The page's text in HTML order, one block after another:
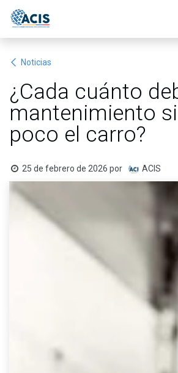
Noticias
¿Cada cuánto
mantenimiento
poco el carro?
25 de febrero de 2026 por ACIS